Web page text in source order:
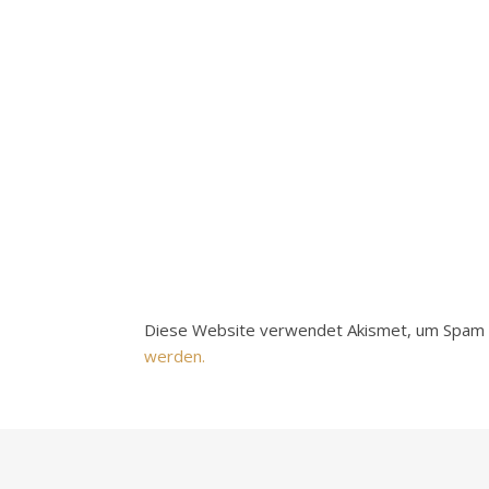
Diese Website verwendet Akismet, um
werden.